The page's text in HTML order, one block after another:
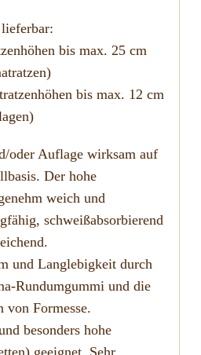
bis max. 25 cm
bis max. 12 cm
oder Auflage wirksam auf
Der hohe
weich und
schweißabsorbierend
und Langlebigkeit durch
Rundumgummi und die
von Formesse.
besonders hohe